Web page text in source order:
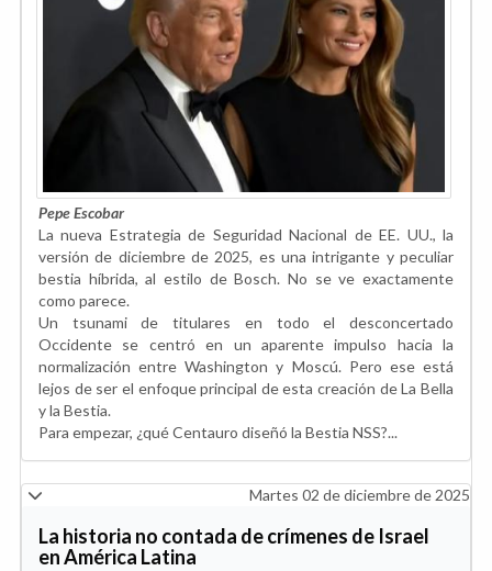
Pepe Escobar
La nueva Estrategia de Seguridad Nacional de EE. UU., la
versión de diciembre de 2025, es una intrigante y peculiar
bestia híbrida, al estilo de Bosch. No se ve exactamente
como parece.
Un tsunami de titulares en todo el desconcertado
Occidente se centró en un aparente impulso hacia la
normalización entre Washington y Moscú. Pero ese está
lejos de ser el enfoque principal de esta creación de La Bella
y la Bestia.
Para empezar, ¿qué Centauro diseñó la Bestia NSS?...
Martes 02 de diciembre de 2025
La historia no contada de crímenes de Israel
en América Latina